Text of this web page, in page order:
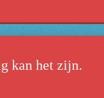
kan het zijn.